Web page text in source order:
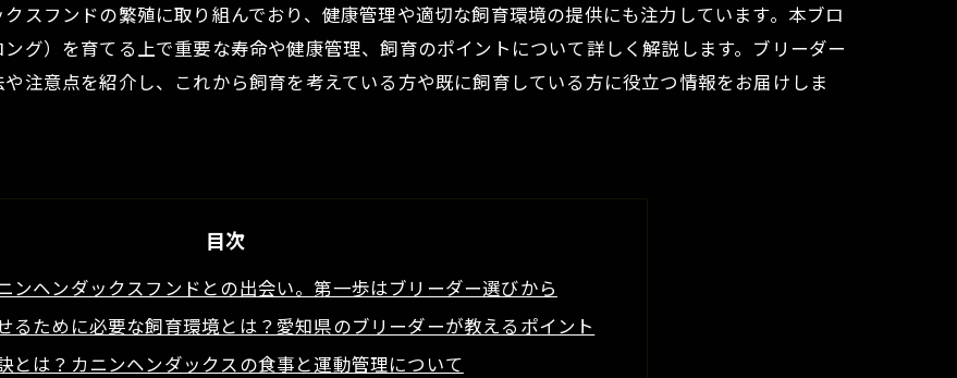
スフンドの繁殖に取り組んでおり、健康管理や適切な飼育環境の提供にも注力しています。本ブロ
グ）を育てる上で重要な寿命や健康管理、飼育のポイントについて詳しく解説します。ブリーダー
注意点を紹介し、これから飼育を考えている方や既に飼育している方に役立つ情報をお届けしま
目次
ンヘンダックスフンドとの出会い。第一歩はブリーダー選びから
るために必要な飼育環境とは？愛知県のブリーダーが教えるポイント
とは？カニンヘンダックスの食事と運動管理について